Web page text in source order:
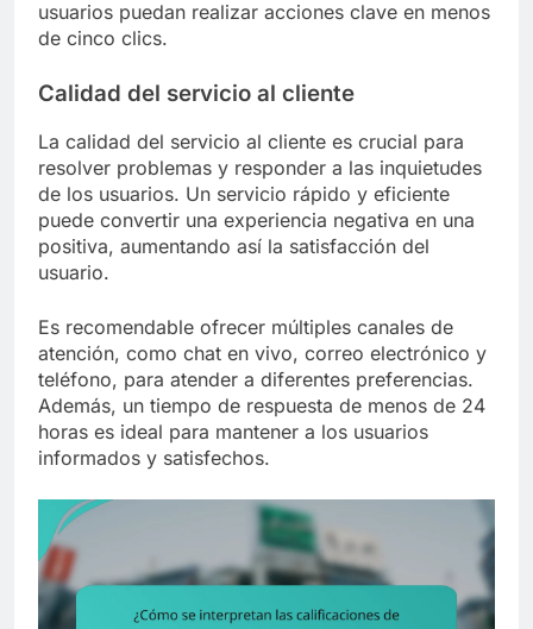
usuarios puedan realizar acciones clave en menos
de cinco clics.
Calidad del servicio al cliente
La calidad del servicio al cliente es crucial para
resolver problemas y responder a las inquietudes
de los usuarios. Un servicio rápido y eficiente
puede convertir una experiencia negativa en una
positiva, aumentando así la satisfacción del
usuario.
Es recomendable ofrecer múltiples canales de
atención, como chat en vivo, correo electrónico y
teléfono, para atender a diferentes preferencias.
Además, un tiempo de respuesta de menos de 24
horas es ideal para mantener a los usuarios
informados y satisfechos.